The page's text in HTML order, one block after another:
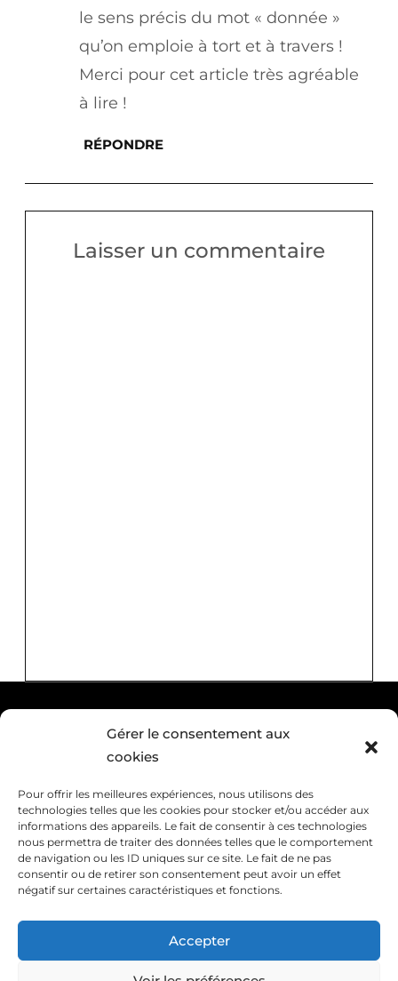
Gérer le consentement aux
cookies
Pour offrir les meilleures expériences, nous utilisons des
technologies telles que les cookies pour stocker et/ou accéder aux
informations des appareils. Le fait de consentir à ces technologies
nous permettra de traiter des données telles que le comportement
de navigation ou les ID uniques sur ce site. Le fait de ne pas
consentir ou de retirer son consentement peut avoir un effet
négatif sur certaines caractéristiques et fonctions.
Accepter
le sens précis du mot « donnée »
qu’on emploie à tort et à travers !
Merci pour cet article très agréable
à lire !
RÉPONDRE
Laisser un commentaire
| Politique de confidentialité